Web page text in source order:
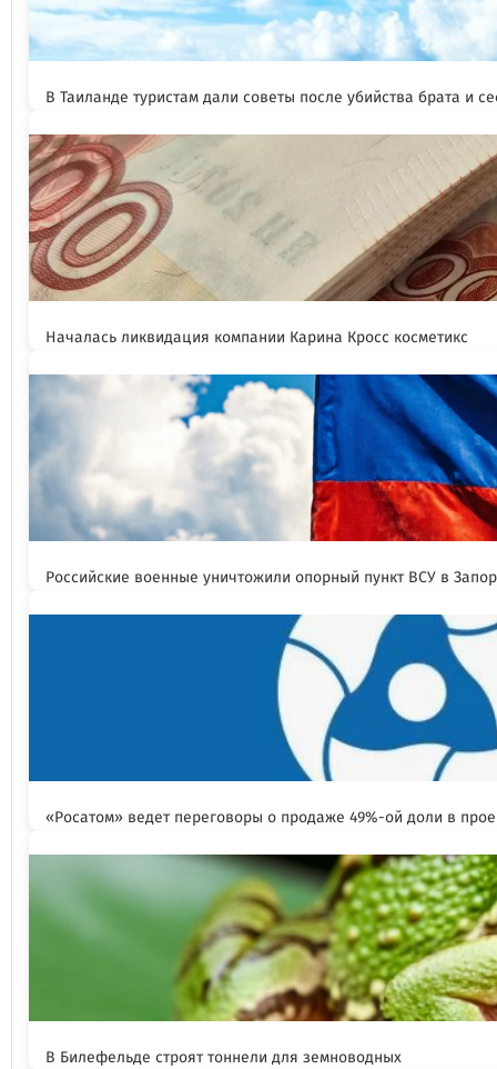
В Таиланде туристам дали советы после убийства брата и
Началась ликвидация компании Карина Кросс косметикс
Российские военные уничтожили опорный пункт ВСУ в
«Росатом» ведет переговоры о продаже 49%-ой доли в
В Билефельде строят тоннели для земноводных